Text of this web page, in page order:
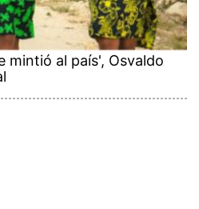
mintió al país', Osvaldo